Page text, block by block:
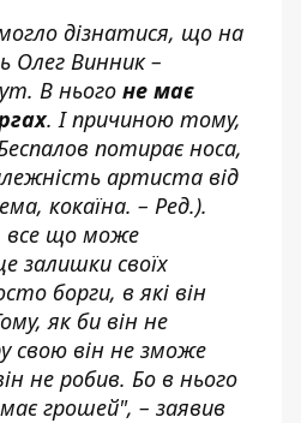
дізнатися, що на
Олег Винник –
В нього не має
. І причиною тому,
потирає носа,
артиста від
кокаїна. – Ред.).
все що може
залишки своїх
борги, в які він
як би він не
свою він не зможе
не робив. Бо в нього
грошей", – заявив